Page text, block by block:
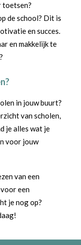
toetsen?
de school? Dit is
en succes.
en makkelijk te
in jouw buurt?
van scholen,
je alles wat je
voor jouw
van een
een
je nog op?